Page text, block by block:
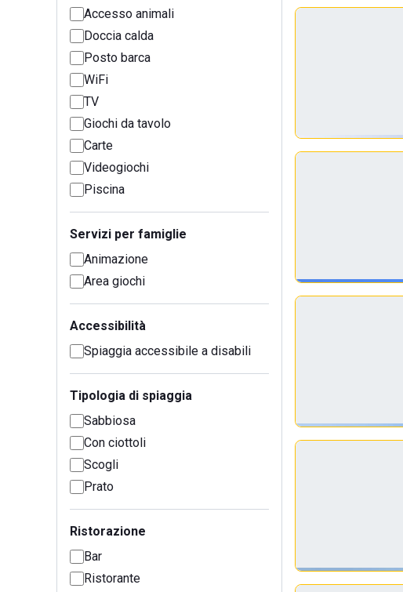
Accesso animali
Doccia calda
Posto barca
WiFi
TV
Giochi da tavolo
Carte
Videogiochi
Piscina
Servizi per famiglie
Animazione
Area giochi
Accessibilità
Spiaggia accessibile a disabili
Tipologia di spiaggia
Sabbiosa
Con ciottoli
Scogli
Prato
Ristorazione
Bar
Ristorante